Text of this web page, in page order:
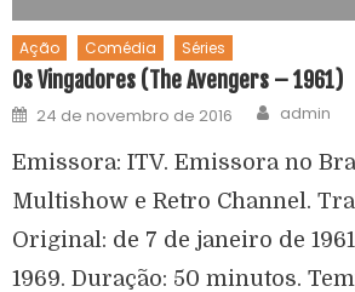
Ação Comédia Séries
Os Vingadores (The Avengers – 1961)
24 de novembro de 2016 admin
Emissora: ITV. Emissora no
Multishow e Retro Channel.
Original: de 7 de janeiro de
1969. Duração: 50 minutos.